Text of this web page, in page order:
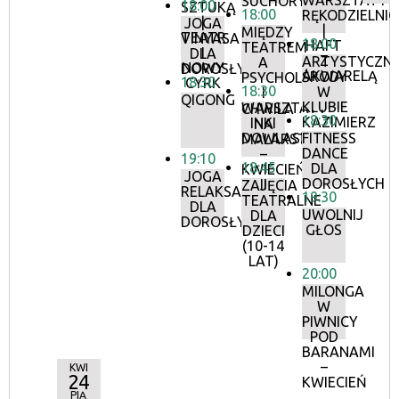
SZTUKĄ
|
TEATR
I
NOWY
CYRK
18:00
JOGA
VINYASA
DLA
DOROSŁYCH
18:30
QIGONG
19:10
JOGA
RELAKSACYJNA
DLA
DOROSŁYCH
18:00
MIĘDZY
TEATREM
A
PSYCHOLOGIĄ
I
WARSZTATY
INKI
DOWLASZ
18:30
CHWILA
NA
MALARSTWO
–
KWIECIEŃ
II
18:45
ZAJĘCIA
TEATRALNE
DLA
DZIECI
(10-14
LAT)
|
HAFT
Z
AKWARELĄ
18:00
ŚRODY
W
KLUBIE
KAZIMIERZ
18:30
FITNESS
DANCE
DLA
DOROSŁYCH
19:30
UWOLNIJ
GŁOS
20:00
MILONGA
W
PIWNICY
POD
BARANAMI
–
KWIECIEŃ
KWI
24
PIĄ